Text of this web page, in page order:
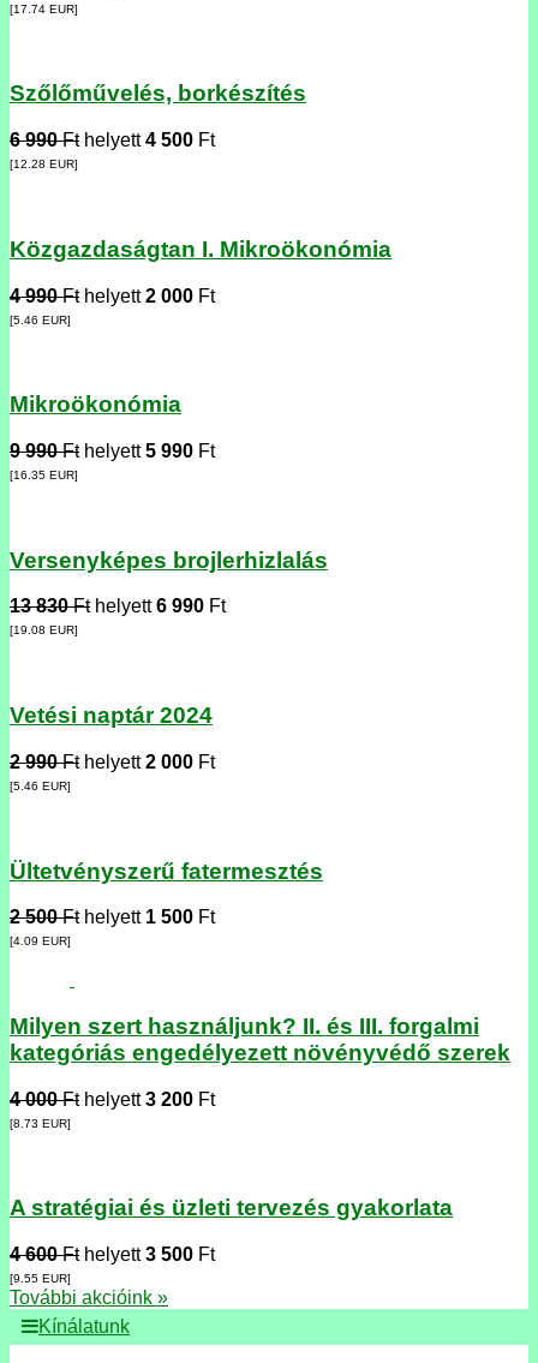
[17.74 EUR]
Szőlőművelés, borkészítés
6 990 Fthelyett4 500 Ft
[12.28 EUR]
Közgazdaságtan I. Mikroökonómia
4 990 Fthelyett2 000 Ft
[5.46 EUR]
Mikroökonómia
9 990 Fthelyett5 990 Ft
[16.35 EUR]
Versenyképes brojlerhizlalás
13 830 Fthelyett6 990 Ft
[19.08 EUR]
Vetési naptár 2024
2 990 Fthelyett2 000 Ft
[5.46 EUR]
Ültetvényszerű fatermesztés
2 500 Fthelyett 1 500 Ft
[4.09 EUR]
Milyen szert használjunk? II. és III. forgalmi
kategóriás engedélyezett növényvédő szerek
4 000 Fthelyett3 200 Ft
[8.73 EUR]
A stratégiai és üzleti tervezés gyakorlata
4 600 Fthelyett3 500 Ft
[9.55 EUR]
További akcióink »
Kínálatunk